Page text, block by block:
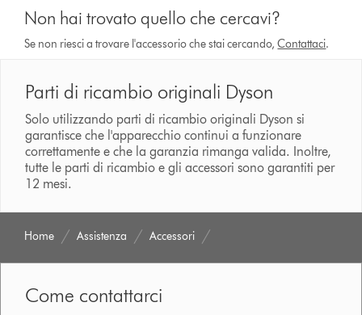
Non hai trovato quello che cercavi?
Se non riesci a trovare l'accessorio che stai cercando,Contattaci.
Parti di ricambio originali Dyson
Solo utilizzando parti di ricambio originali Dyson si
garantisce che l'apparecchio continui a funzionare
correttamente e che la garanzia rimanga valida. Inoltre,
tutte le parti di ricambio e gli accessori sono garantiti per
12 mesi.
Home Assistenza Accessori
Come contattarci